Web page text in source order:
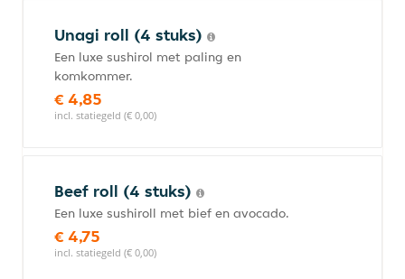
Unagi roll (4 stuks)
Een luxe sushirol met paling en
komkommer.
€ 4,85
incl. statiegeld (€ 0,00)
Beef roll (4 stuks)
Een luxe sushiroll met bief en avocado.
€ 4,75
incl. statiegeld (€ 0,00)